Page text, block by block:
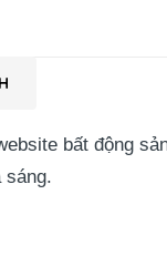
bất động
sáng.